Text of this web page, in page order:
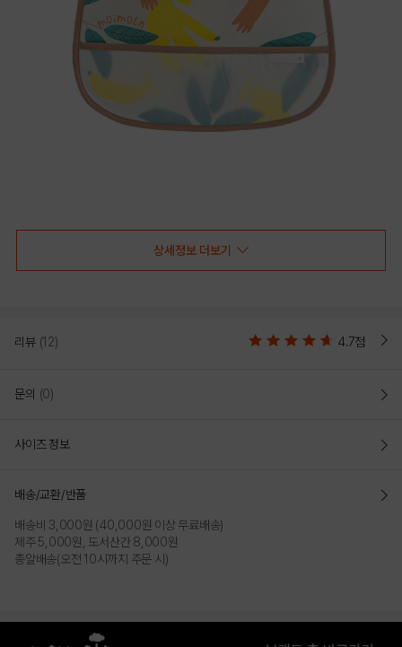
상세정보 더보기
리뷰 (12) 4.7점
문의 (0)
사이즈 정보
배송/교환/반품
배송비 3,000원 (40,000원 이상 무료배송)
제주 5,000원, 도서산간 8,000원
총알배송(오전 10시까지 주문 시)